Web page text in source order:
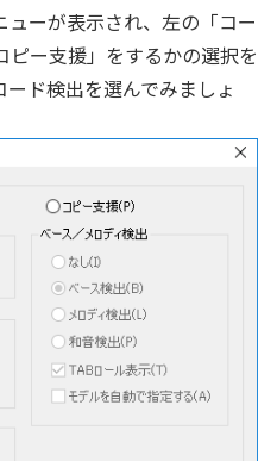
ーが表示され、左の「コー
ピー支援」をするかの選択を
ド検出を選んでみましょ